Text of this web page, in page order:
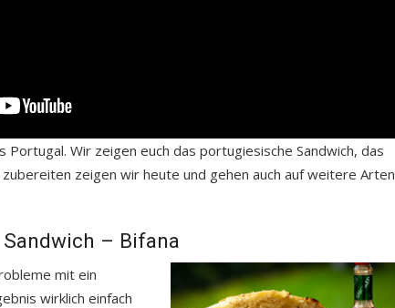
Wir zeigen euch das portugiesische Sandwich, das
zubereiten zeigen wir heute und gehen auch auf weitere Arten
– Bifana
mit ein
wirklich einfach